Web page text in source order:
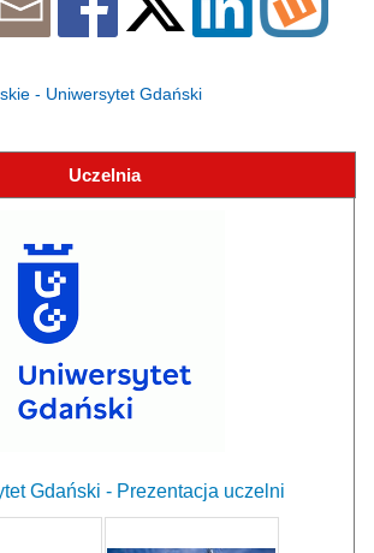
- Uniwersytet Gdański
Uczelnia
Gdański - Prezentacja uczelni